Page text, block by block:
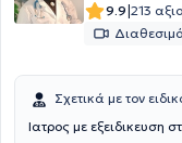
9.9|213
Σχετικά με τον
Ιατρος με εξειδικευση